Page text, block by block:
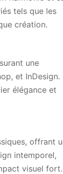
tels que les
création.
une
et InDesign.
élégance et
offrant
intemporel,
visuel fort.